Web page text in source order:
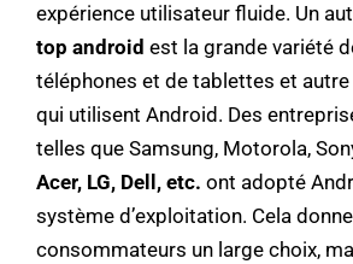
expérience utilisateur fluide. Un
top android est la grande variété
téléphones et de tablettes et autre
qui utilisent Android. Des
telles que Samsung, Motorola,
Acer, LG, Dell, etc. ont adopté
système d’exploitation. Cela
consommateurs un large choix,